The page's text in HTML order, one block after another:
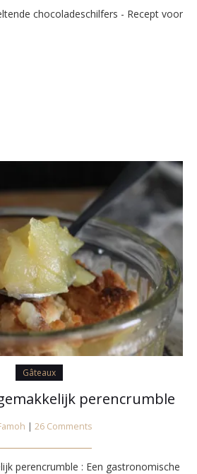
chocoladeschilfers - Recept voor
Gâteaux
perencrumble
| 26 Comments
perencrumble : Een gastronomische